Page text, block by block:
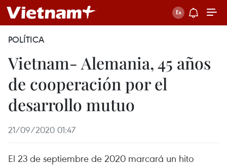
POLÍTICA
Vietnam- Alemania, 45 años
de cooperación por el
desarrollo mutuo
21/09/2020 01:47
El 23 de septiembre de 2020 marcará un hito